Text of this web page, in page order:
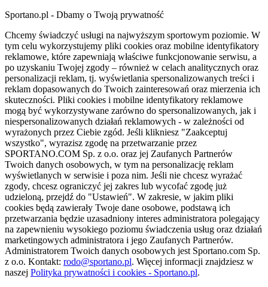
Sportano.pl - Dbamy o Twoją prywatność
Chcemy świadczyć usługi na najwyższym sportowym poziomie. W
tym celu wykorzystujemy pliki cookies oraz mobilne identyfikatory
reklamowe, które zapewniają właściwe funkcjonowanie serwisu, a
po uzyskaniu Twojej zgody – również w celach analitycznych oraz
personalizacji reklam, tj. wyświetlania spersonalizowanych treści i
reklam dopasowanych do Twoich zainteresowań oraz mierzenia ich
skuteczności. Pliki cookies i mobilne identyfikatory reklamowe
mogą być wykorzystywane zarówno do spersonalizowanych, jak i
niespersonalizowanych działań reklamowych - w zależności od
wyrażonych przez Ciebie zgód. Jeśli klikniesz "Zaakceptuj
wszystko", wyrazisz zgodę na przetwarzanie przez
SPORTANO.COM Sp. z o.o. oraz jej Zaufanych Partnerów
Twoich danych osobowych, w tym na personalizację reklam
wyświetlanych w serwisie i poza nim. Jeśli nie chcesz wyrażać
zgody, chcesz ograniczyć jej zakres lub wycofać zgodę już
udzieloną, przejdź do "Ustawień". W zakresie, w jakim pliki
cookies będą zawierały Twoje dane osobowe, podstawą ich
przetwarzania będzie uzasadniony interes administratora polegający
na zapewnieniu wysokiego poziomu świadczenia usług oraz działań
marketingowych administratora i jego Zaufanych Partnerów.
Administratorem Twoich danych osobowych jest Sportano.com Sp.
z o.o. Kontakt: rodo@sportano.pl. Więcej informacji znajdziesz w
naszej Polityka prywatności i cookies - Sportano.pl.